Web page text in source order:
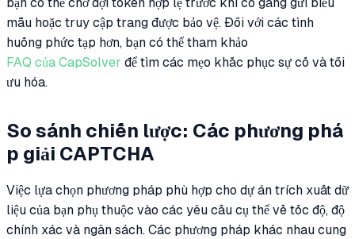
mẫu hoặc truy cập trang được bảo vệ. Đối với các tình
huống phức tạp hơn, bạn có thể tham khảo
FAQ của CapSolver để tìm các mẹo khắc phục sự cố và tối
ưu hóa.
So sánh chiến lược: Các phương phá
p giải CAPTCHA
Việc lựa chọn phương pháp phù hợp cho dự án trích xuất dữ
liệu của bạn phụ thuộc vào các yêu cầu cụ thể về tốc độ, độ
chính xác và ngân sách. Các phương pháp khác nhau cung